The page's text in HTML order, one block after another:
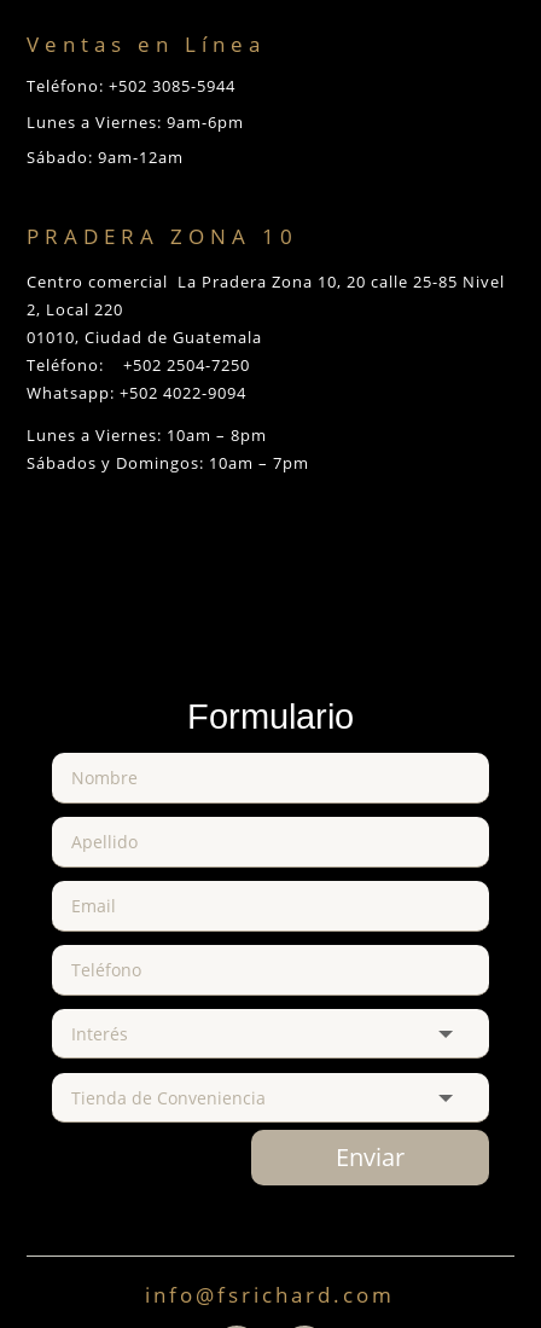
Ventas en Línea
Teléfono: +502 3085-5944
Lunes a Viernes: 9am-6pm
Sábado: 9am-12am
PRADERA ZONA 10
Centro comercial La Pradera Zona 10, 20 calle 25-85 Nivel
2, Local 220
01010, Ciudad de Guatemala
Teléfono: +502 2504-7250
Whatsapp: +502 4022-9094
Lunes a Viernes: 10am – 8pm
Sábados y Domingos: 10am – 7pm
Formulario
Enviar
info@fsrichard.com